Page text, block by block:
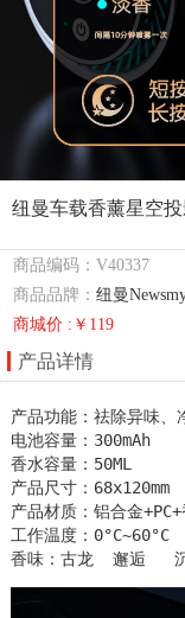
纽曼车载香薰星空
商品编码：V40337
商品品牌：纽曼
商城价 :￥119
产品详情
产品功能：祛除异味、
电池容
香水容量：50ML
产品尺寸：68x120mm
产品材质：铝合金
工作温度
香味：古龙  邂逅